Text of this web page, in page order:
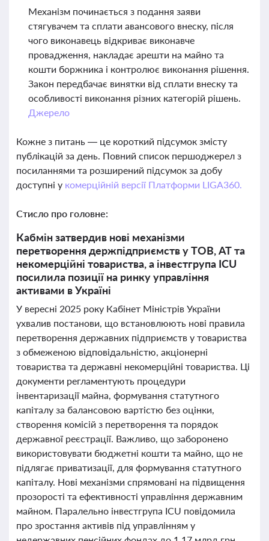
Механізм починається з подання заяви
стягувачем та сплати авансового внеску, після
чого виконавець відкриває виконавче
провадження, накладає арешти на майно та
кошти боржника і контролює виконання рішення.
Закон передбачає винятки від сплати внеску та
особливості виконання різних категорій рішень.
Джерело
Кожне з питань — це короткий підсумок змісту
публікацій за день. Повний список першоджерел з
посиланнями та розширений підсумок за добу
доступні у комерційній версії Платформи LIGA360.
Стисло про головне:
Кабмін затвердив нові механізми
перетворення держпідприємств у ТОВ, АТ та
некомерційні товариства, а інвестгрупа ICU
посилила позиції на ринку управління
активами в Україні
У вересні 2025 року Кабінет Міністрів України
ухвалив постанови, що встановлюють нові правила
перетворення державних підприємств у товариства
з обмеженою відповідальністю, акціонерні
товариства та державні некомерційні товариства. Ці
документи регламентують процедури
інвентаризації майна, формування статутного
капіталу за балансовою вартістю без оцінки,
створення комісій з перетворення та порядок
державної реєстрації. Важливо, що заборонено
використовувати бюджетні кошти та майно, що не
підлягає приватизації, для формування статутного
капіталу. Нові механізми спрямовані на підвищення
прозорості та ефективності управління державним
майном. Паралельно інвестгрупа ICU повідомила
про зростання активів під управлінням у